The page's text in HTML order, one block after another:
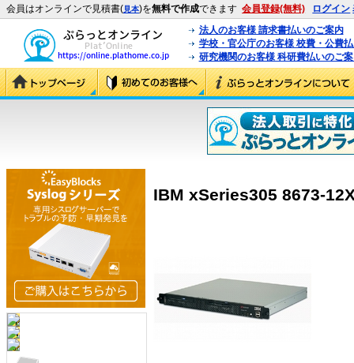
会員はオンラインで見積書(見本)を無料で作成できます 会員登録(無料) ログイン
法人のお客様 請求書払いのご案内
学校・官公庁のお客様 校費・公費
研究機関のお客様 科研費払いのご
IBM xSeries305 8673-